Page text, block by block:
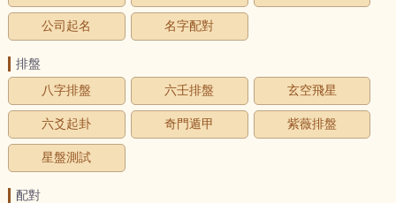
公司起名 名字配對
排盤
八字排盤
六壬排盤 玄空飛星
六爻起卦 奇門遁甲 紫薇排盤
星盤測試
配對